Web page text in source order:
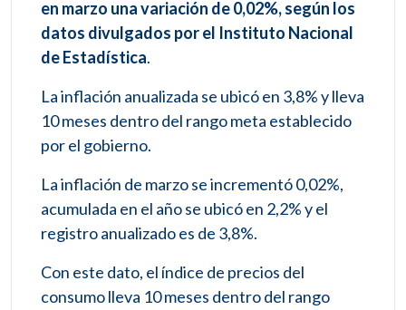
en marzo una variación de 0,02%, según los
datos divulgados por el Instituto Nacional
de Estadística.
La inflación anualizada se ubicó en 3,8% y lleva
10 meses dentro del rango meta establecido
por el gobierno.
La inflación de marzo se incrementó 0,02%,
acumulada en el año se ubicó en 2,2% y el
registro anualizado es de 3,8%.
Con este dato, el índice de precios del
consumo lleva 10 meses dentro del rango